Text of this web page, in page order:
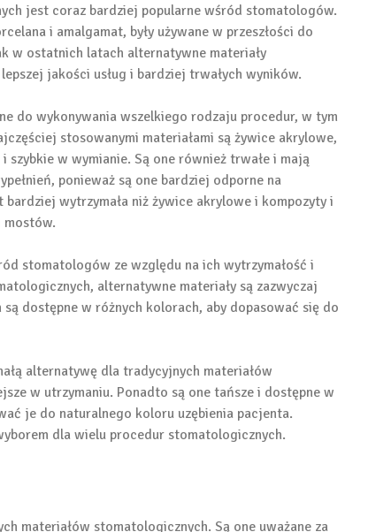
jest coraz bardziej popularne wśród stomatologów.
i amalgamat, były używane w przeszłości do
w ostatnich latach alternatywne materiały
jakości usług i bardziej trwałych wyników.
do wykonywania wszelkiego rodzaju procedur, w tym
stosowanymi materiałami są żywice akrylowe,
w wymianie. Są one również trwałe i mają
ponieważ są one bardziej odporne na
wytrzymała niż żywice akrylowe i kompozyty i
mostów.
stomatologów ze względu na ich wytrzymałość i
alternatywne materiały są zazwyczaj
dostępne w różnych kolorach, aby dopasować się do
alternatywę dla tradycyjnych materiałów
w utrzymaniu. Ponadto są one tańsze i dostępne w
je do naturalnego koloru uzębienia pacjenta.
dla wielu procedur stomatologicznych.
materiałów stomatologicznych. Są one uważane za